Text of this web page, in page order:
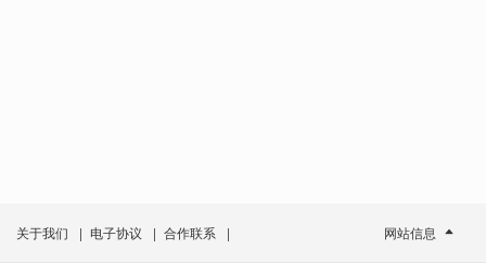
关于我们 | 电子协议 | 合作联系 | 网站信息